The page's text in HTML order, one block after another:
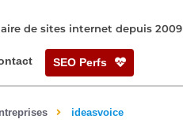
de sites internet depuis 2009
SEO Perfs
ideasvoice